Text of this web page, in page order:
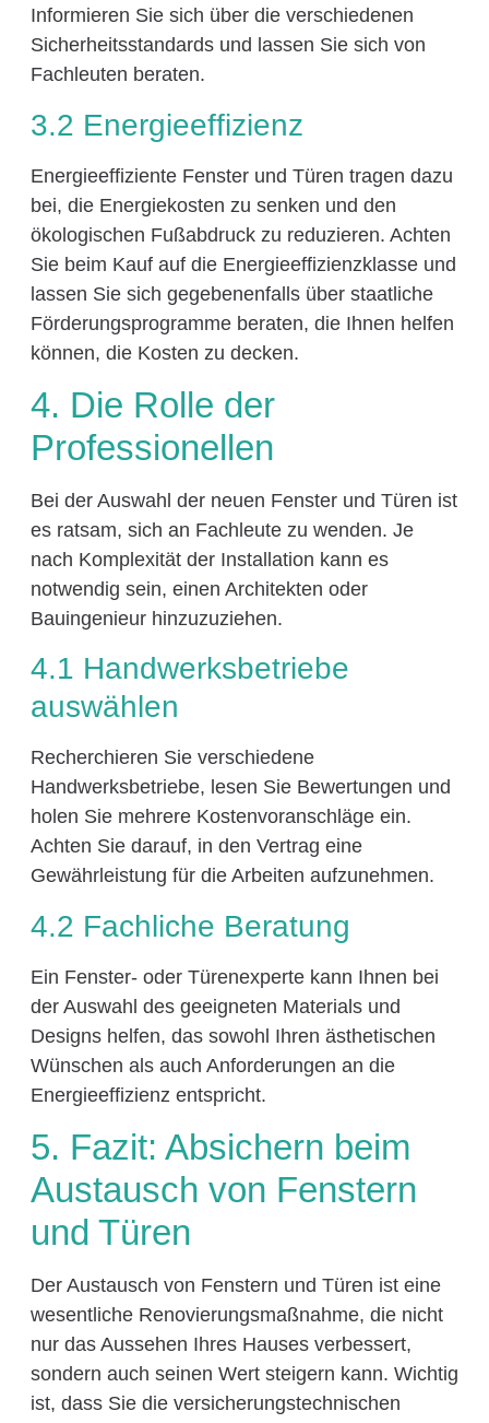
Informieren Sie sich über die verschiedenen
Sicherheitsstandards und lassen Sie sich von
Fachleuten beraten.
3.2 Energieeffizienz
Energieeffiziente Fenster und Türen tragen dazu
bei, die Energiekosten zu senken und den
ökologischen Fußabdruck zu reduzieren. Achten
Sie beim Kauf auf die Energieeffizienzklasse und
lassen Sie sich gegebenenfalls über staatliche
Förderungsprogramme beraten, die Ihnen helfen
können, die Kosten zu decken.
4. Die Rolle der
Professionellen
Bei der Auswahl der neuen Fenster und Türen ist
es ratsam, sich an Fachleute zu wenden. Je
nach Komplexität der Installation kann es
notwendig sein, einen Architekten oder
Bauingenieur hinzuzuziehen.
4.1 Handwerksbetriebe
auswählen
Recherchieren Sie verschiedene
Handwerksbetriebe, lesen Sie Bewertungen und
holen Sie mehrere Kostenvoranschläge ein.
Achten Sie darauf, in den Vertrag eine
Gewährleistung für die Arbeiten aufzunehmen.
4.2 Fachliche Beratung
Ein Fenster- oder Türenexperte kann Ihnen bei
der Auswahl des geeigneten Materials und
Designs helfen, das sowohl Ihren ästhetischen
Wünschen als auch Anforderungen an die
Energieeffizienz entspricht.
5. Fazit: Absichern beim
Austausch von Fenstern
und Türen
Der Austausch von Fenstern und Türen ist eine
wesentliche Renovierungsmaßnahme, die nicht
nur das Aussehen Ihres Hauses verbessert,
sondern auch seinen Wert steigern kann. Wichtig
ist, dass Sie die versicherungstechnischen